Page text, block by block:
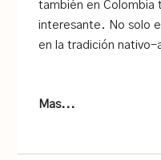
también en Colombia
interesante. No solo
en la tradición
Mas...